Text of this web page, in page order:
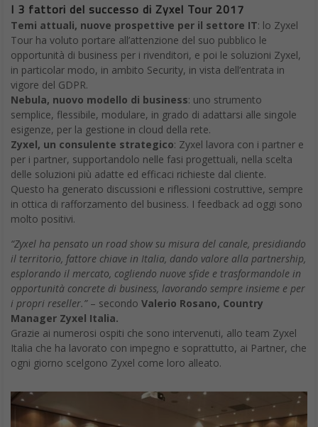
I 3 fattori del successo di Zyxel Tour 2017
Temi attuali, nuove prospettive per il settore IT: lo Zyxel
Tour ha voluto portare all’attenzione del suo pubblico le
opportunità di business per i rivenditori, e poi le soluzioni Zyxel,
in particolar modo, in ambito Security, in vista dell’entrata in
vigore del GDPR.
Nebula, nuovo modello di business: uno strumento
semplice, flessibile, modulare, in grado di adattarsi alle singole
esigenze, per la gestione in cloud della rete.
Zyxel, un consulente strategico: Zyxel lavora con i partner e
per i partner, supportandolo nelle fasi progettuali, nella scelta
delle soluzioni più adatte ed efficaci richieste dal cliente.
Questo ha generato discussioni e riflessioni costruttive, sempre
in ottica di rafforzamento del business. I feedback ad oggi sono
molto positivi.
“Zyxel ha pensato un road show su misura del canale, presidiando
il territorio, fattore chiave in Italia, dando valore alla partnership,
esplorando il mercato, cogliendo nuove sfide e trasformandole in
opportunità concrete di business, lavorando sempre insieme e per
i propri reseller.”– secondo Valerio Rosano, Country
Manager Zyxel Italia.
Grazie ai numerosi ospiti che sono intervenuti, allo team Zyxel
Italia che ha lavorato con impegno e soprattutto, ai Partner, che
ogni giorno scelgono Zyxel come loro alleato.